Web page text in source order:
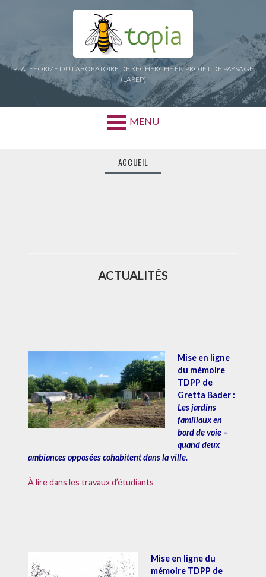
PLATEFORME DU LABORATOIRE DE RECHERCHE EN PROJET DE PAYSAGE
(LAREP)
MENU
ACCUEIL
ACTUALITÉS
Mise en ligne
du mémoire
TDPP de
Gretta Bader :
Les jardins
familiaux en
bord de voie –
quand deux
ambiances opposées cohabitent dans la ville.
À lire dans les travaux d’étudiants
Mise en ligne du
mémoire TDPP de